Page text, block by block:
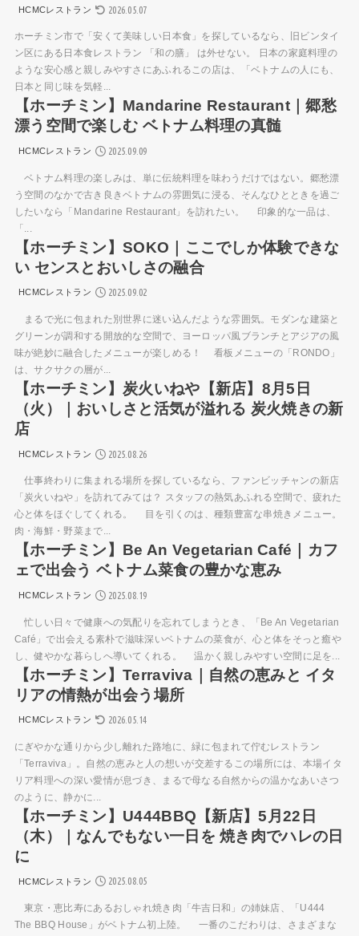
HCMCレストラン 2026.05.07
ホーチミン市で「安くて美味しい日本食」を探しているなら、旧ビンタイ
ン区にある日本食レストラン 「和の膳」 は外せない。 日本の家庭料理の
ような安心感と親しみやすさにあふれるこの店は、「ベトナムの人にも、
日本と同じ味を気軽...
【ホーチミン】Mandarine Restaurant｜郷愁
漂う空間で楽しむ ベトナム料理の真髄
HCMCレストラン 2025.09.09
ベトナム料理の楽しみは、単に伝統料理を味わうだけではない。郷愁漂
う空間のなかで古き良きベトナムの雰囲気に浸る、そんなひとときを過ご
したいなら「Mandarine Restaurant」を訪れたい。 印象的な一品は、
「...
【ホーチミン】SOKO｜ここでしか体験できな
い センスとおいしさの融合
HCMCレストラン 2025.09.02
まるで光に包まれた別世界に迷い込んだような雰囲気。モダンな建築と
グリーンが調和する開放的な空間で、ヨーロッパ風ブランチとアジアの風
味が絶妙に融合したメニューが楽しめる！ 看板メニューの「RONDO」
は、サクサクの層が...
【ホーチミン】炭火いねや【新店】8月5日
（火）｜おいしさと活気が溢れる 炭火焼きの新
店
HCMCレストラン 2025.08.26
仕事終わりに集まれる場所を探しているなら、ファンビッチャンの新店
「炭火いねや」を訪れてみては？ スタッフの熱気あふれる空間で、疲れた
心と体をほぐしてくれる。 目を引くのは、種類豊富な串焼きメニュー。
肉・海鮮・野菜まで...
【ホーチミン】Be An Vegetarian Café｜カフ
ェで出会う ベトナム菜食の豊かな恵み
HCMCレストラン 2025.08.19
忙しい日々で健康への気配りを忘れてしまうとき、「Be An Vegetarian
Café」で出会える素朴で滋味深いベトナムの菜食が、心と体をそっと癒や
し、健やかな暮らしへ導いてくれる。 温かく親しみやすい空間に足を...
【ホーチミン】Terraviva｜自然の恵みと イタ
リアの情熱が出会う場所
HCMCレストラン 2026.05.14
にぎやかな通りから少し離れた路地に、緑に包まれて佇むレストラン
「Terraviva」。自然の恵みと人の想いが交差するこの場所には、本場イタ
リア料理への深い愛情が息づき、まるで母なる自然からの温かなあいさつ
のように、静かに...
【ホーチミン】U444BBQ【新店】5月22日
（木）｜なんでもない一日を 焼き肉でハレの日
に
HCMCレストラン 2025.08.05
東京・恵比寿にあるおしゃれ焼き肉「牛吉日和」の姉妹店、「U444
The BBQ House」がベトナム初上陸。 一番のこだわりは、さまざまな